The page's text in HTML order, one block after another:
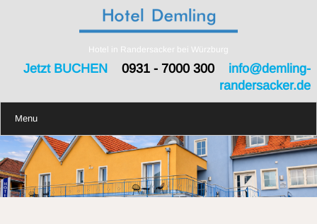
Hotel in Randersacker bei Würzburg
Jetzt BUCHEN0931 - 7000 300 info@demling-
randersacker.de
Menu